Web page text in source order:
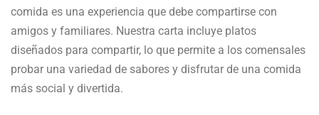
comida es una experiencia que debe compartirse con
amigos y familiares. Nuestra carta incluye platos
diseñados para compartir, lo que permite a los comensales
probar una variedad de sabores y disfrutar de una comida
más social y divertida.